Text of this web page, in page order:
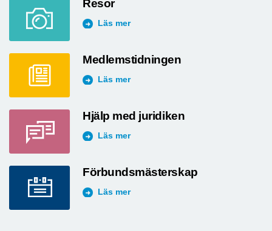
Resor
Läs mer
Medlemstidningen
Läs mer
Hjälp med juridiken
Läs mer
Förbundsmästerskap
Läs mer